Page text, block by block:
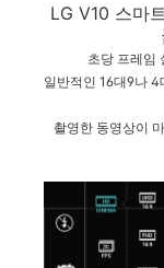
LG V10 스마
초당 프레임
일반적인 16대9나
촬영한 동영상이